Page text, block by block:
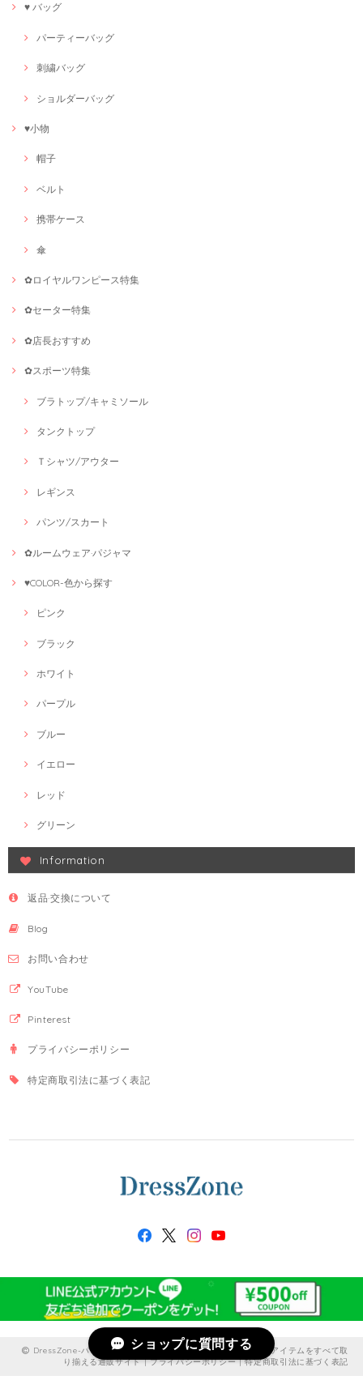
♥ バッグ
パーティーバッグ
刺繍バッグ
ショルダーバッグ
♥小物
帽子
ベルト
携帯ケース
傘
✿ロイヤルワンピース特集
✿セーター特集
✿店長おすすめ
✿スポーツ特集
ブラトップ/キャミソール
タンクトップ
Ｔシャツ/アウター
レギンス
パンツ/スカート
✿ルームウェア·パジャマ
♥COLOR-色から探す
ピンク
ブラック
ホワイト
パープル
ブルー
イエロー
レッド
グリーン
Information
返品·交換について
Blog
お問い合わせ
YouTube
Pinterest
プライバシーポリシー
特定商取引法に基づく表記
DressZone-パーティードレス、プライベート、出勤服などのアイテムをすべて取
り揃える通販サイト |プライバシーポリシー|特定商取引法に基づく表記
ショップに質問する